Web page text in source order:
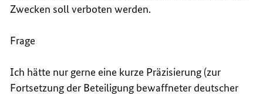
Zwecken soll verboten werden.
Frage
Ich hätte nur gerne eine kurze Präzisierung (zur
Fortsetzung der Beteiligung bewaffneter deutscher